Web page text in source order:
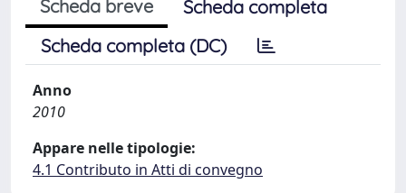
Scheda breve
Scheda completa
Scheda completa (DC)
Anno
2010
Appare nelle tipologie:
4.1 Contributo in Atti di convegno